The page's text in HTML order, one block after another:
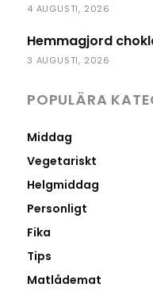
4 AUGUSTI, 2026
Hemmagjord
3 AUGUSTI, 2026
POPULÄRA
Middag
Vegetariskt
Helgmiddag
Personligt
Fika
Tips
Matlådemat